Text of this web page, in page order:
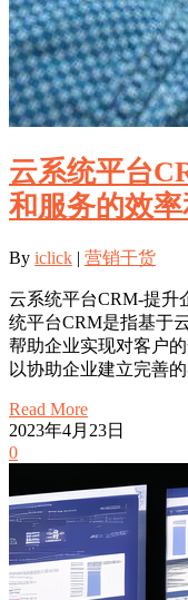
云系统平台
和服务的效
By iclick | 营销干货
云系统平台CRM-提升
统平台CRM是指基于
帮助企业实现对客户
以协助企业建立完善
Read More
2023年4月23日
0